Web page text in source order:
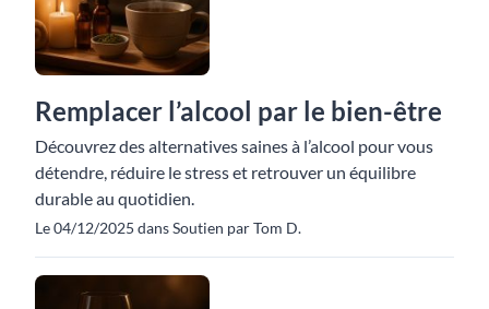
Remplacer l’alcool par le bien-être
Découvrez des alternatives saines à l’alcool pour vous
détendre, réduire le stress et retrouver un équilibre
durable au quotidien.
Le 04/12/2025 dans Soutien par Tom D.